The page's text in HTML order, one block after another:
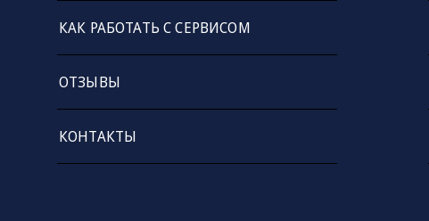
КАК РАБОТАТЬ С СЕРВИСОМ
ОТЗЫВЫ
КОНТАКТЫ